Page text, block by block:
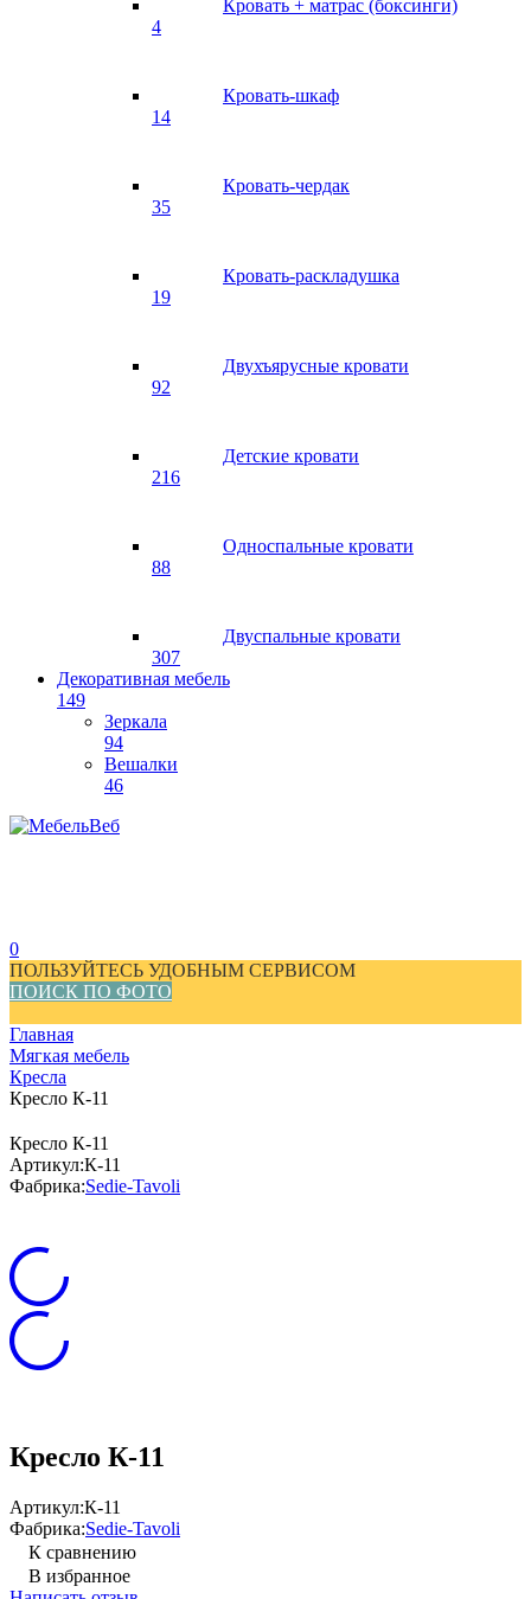
Кровать + матрас (боксинги)
4
Кровать-шкаф
14
Кровать-чердак
35
Кровать-раскладушка
19
Двухъярусные кровати
92
Детские кровати
216
Односпальные кровати
88
Двуспальные кровати
307
Декоративная мебель
149
Зеркала
94
Вешалки
46
0
ПОЛЬЗУЙТЕСЬ УДОБНЫМ СЕРВИСОМ
ПОИСК ПО ФОТО
Главная
Мягкая мебель
Кресла
Кресло К-11
Кресло К-11
Артикул:К-11
Фабрика:Sedie-Tavoli
Кресло К-11
Артикул:К-11
Фабрика:Sedie-Tavoli
К сравнению
В избранное